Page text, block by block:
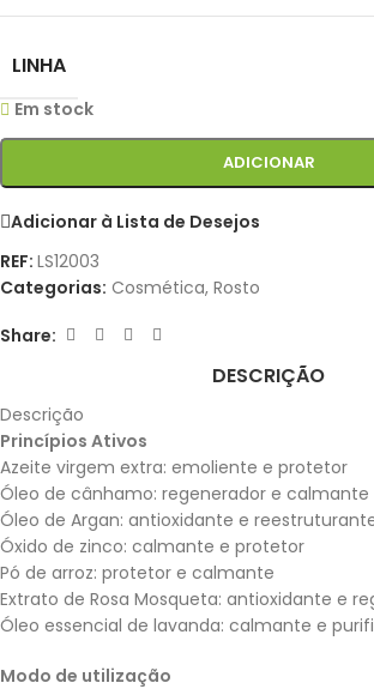
LINHA
Em stock
ADICIONAR
Adicionar à Lista de Desejos
REF: LS12003
Categorias: Cosmética, Rosto
Share:
DESCRIÇÃO
Descrição
Princípios Ativos
Azeite virgem extra: emoliente e protetor
Óleo de cânhamo: regenerador e calmante
Óleo de Argan: antioxidante e
Óxido de zinco: calmante e protetor
Pó de arroz: protetor e calmante
Extrato de Rosa Mosqueta: antioxidante e
Óleo essencial de lavanda: calmante e
Modo de utilização